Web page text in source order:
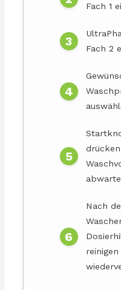
Fach 1
Fach 2
Nach
reinigen